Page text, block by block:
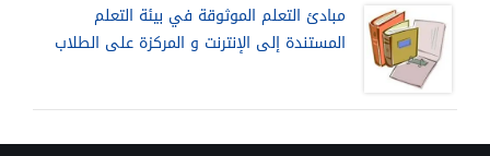
مبادئ التعلم الموثوقة في بيئة التعلم
المستندة إلى الإنترنت و المركزة على الطلاب